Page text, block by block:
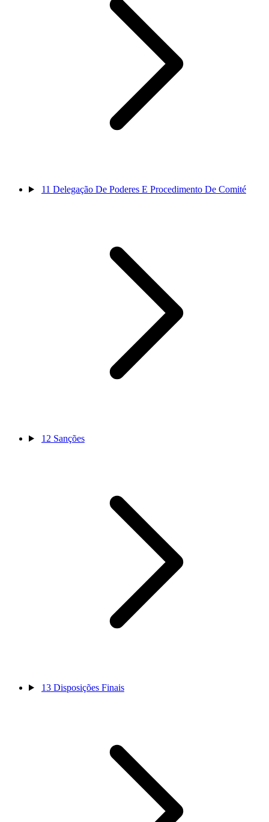
11 Delegação De Poderes E Procedimento De Comité
12 Sanções
13 Disposições Finais